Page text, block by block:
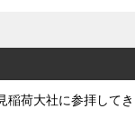
稲荷大社に参拝して